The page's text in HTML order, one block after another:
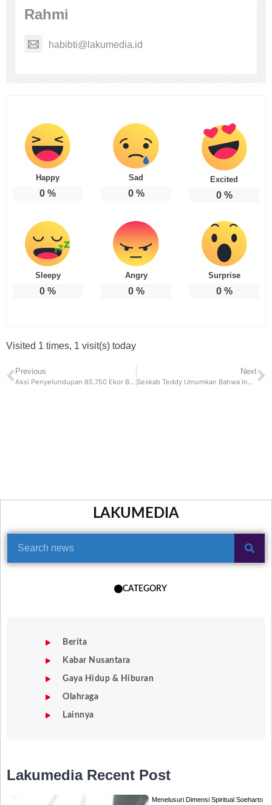
Rahmi
habibti@lakumedia.id
Happy
0 %
Sad
0%
Excited
0%
Sleepy
0 %
Angry
0%
Surprise
0%
Visited 1 times, 1 visit(s) today
Previous
Aksi Penyelundupan 85.750 Ekor Benih Bening Lobster ke Singapura Berhasil Digagalkan Polisi
Next
Seskab Teddy Umumkan Bahwa Indonesia Belum Membayar Iuran Board of Peace Trump
LAKUMEDIA
CATEGORY
Berita
Kabar Nusantara
Gaya Hidup & Hiburan
Olahraga
Lainnya
Lakumedia Recent Post
Menelusuri Dimensi Spiritual Soeharto